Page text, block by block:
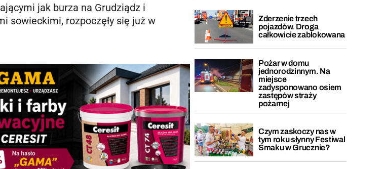
jak burza na Grudziądz i
sowieckimi, rozpoczęły się już w
Zderzenie trzech
pojazdów. Droga
całkowicie zablokowana
Pożar w domu
jednorodzinnym. Na
miejsce
zadysponowano osiem
zastępów straży
pożarnej
Czym zaskoczy nas w
tym roku słynny Festiwal
Smaku w Grucznie?